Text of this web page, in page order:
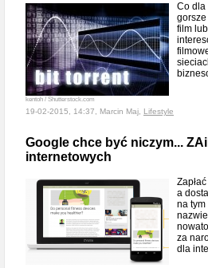
kentoh / Shutterstock.com
Co dla
film
19-02-2015, 14:37, Marcin Maj, Lifestyle
Google chce być niczym...
internetowych
a
na
za
dla